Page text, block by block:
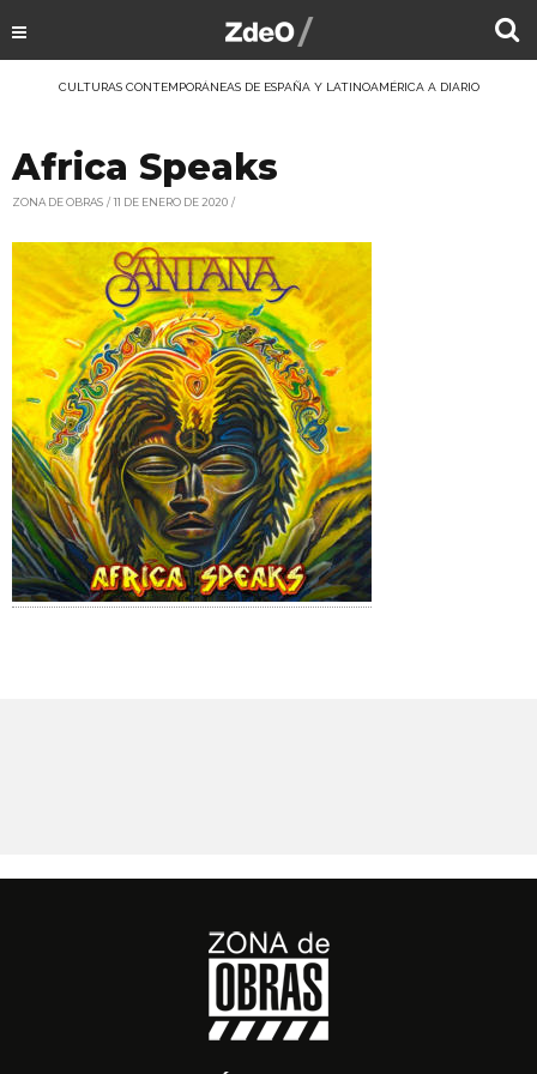
CULTURAS CONTEMPORÁNEAS DE ESPAÑA Y LATINOAMÉRICA A DIARIO
Africa Speaks
ZONA DE OBRAS 11 DE ENERO DE 2020